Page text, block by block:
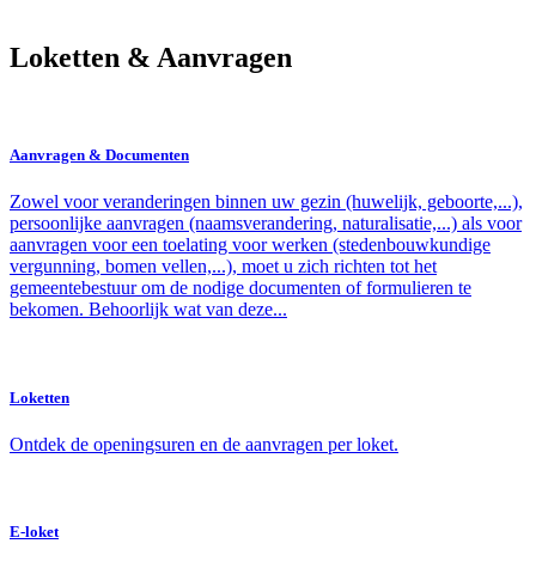
Loketten & Aanvragen
Aanvragen & Documenten
Zowel voor veranderingen binnen uw gezin (huwelijk, geboorte,...),
persoonlijke aanvragen (naamsverandering, naturalisatie,...) als voor
aanvragen voor een toelating voor werken (stedenbouwkundige
vergunning, bomen vellen,...), moet u zich richten tot het
gemeentebestuur om de nodige documenten of formulieren te
bekomen. Behoorlijk wat van deze...
Loketten
Ontdek de openingsuren en de aanvragen per loket.
E-loket